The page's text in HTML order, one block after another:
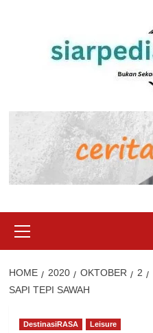
Menu
HOME 2020 OKTOBER 2
SAPI TEPI SAWAH
DestinasiRASA Leisure